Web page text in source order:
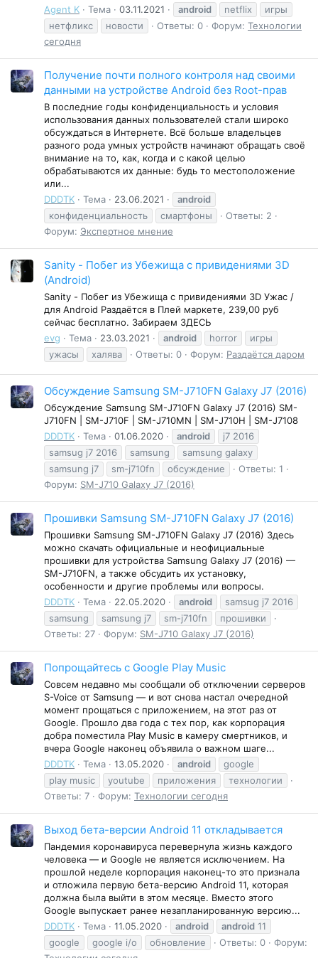
Agent K
Тема 03.11.2021 android netflix
игры
нетфликс
новости Ответы: 0 Форум: Технологии
сегодня
Получение почти полного контроля над своими
данными на устройстве Android без Root-прав
В последние годы конфиденциальность и условия
использования данных пользователей стали широко
обсуждаться в Интернете. Всё больше владельцев
разного рода умных устройств начинают обращать своё
внимание на то, как, когда и с какой целью
обрабатываются их данные: будь то местоположение
или...
DDDTK
Тема 23.06.2021
android
конфиденциальность
смартфоны
Ответы: 2
Форум: Экспертное мнение
Sanity - Побег из Убежища с привидениями 3D
(Android)
Sanity - Побег из Убежища с привидениями 3D Ужас /
для Android Раздаётся в Плей маркете, 239,00 руб
сейчас бесплатно. Забираем ЗДЕСЬ
evg
Тема 23.03.2021 android horror
игры
ужасы
халява Ответы: 0 Форум: Раздаётся даром
Обсуждение Samsung SM-J710FN Galaxy J7 (2016)
Обсуждение Samsung SM-J710FN Galaxy J7 (2016) SM-
J710FN | SM-J710F | SM-J710MN | SM-J710H | SM-J7108
DDDTK
Тема 01.06.2020 android
j7 2016
samsug j7 2016
samsung
samsung galaxy
samsung j7
sm-j710fn обсуждение
Ответы: 1
Форум: SM-J710 Galaxy J7 (2016)
Прошивки Samsung SM-J710FN Galaxy J7 (2016)
Прошивки Samsung SM-J710FN Galaxy J7 (2016) Здесь
можно скачать официальные и неофициальные
прошивки для устройства Samsung Galaxy J7 (2016) —
SM-J710FN, а также обсудить их установку,
особенности и другие проблемы или вопросы.
DDDTK
Тема 22.05.2020 android
samsug j7 2016
samsung
samsung j7 sm-j710fn
прошивки
Ответы: 27
Форум: SM-J710 Galaxy J7 (2016)
Попрощайтесь с Google Play Music
Совсем недавно мы сообщали об отключении серверов
S-Voice от Samsung — и вот снова настал очередной
момент прощаться с приложением, на этот раз от
Google. Прошло два года с тех пор, как корпорация
добра поместила Play Music в камеру смертников, и
вчера Google наконец объявила о важном шаге...
DDDTK
Тема 13.05.2020 android
google
play music
youtube приложения
технологии
Ответы: 7
Форум: Технологии сегодня
Выход бета-версии Android 11 откладывается
Пандемия коронавируса перевернула жизнь каждого
человека — и Google не является исключением. На
прошлой неделе корпорация наконец-то это признала
и отложила первую бета-версию Android 11, которая
должна была выйти в этом месяце. Вместо этого
Google выпускает ранее незапланированную версию...
DDDTK
Тема 11.05.2020 android android 11
google
google i/o обновление Ответы: 0
Форум: